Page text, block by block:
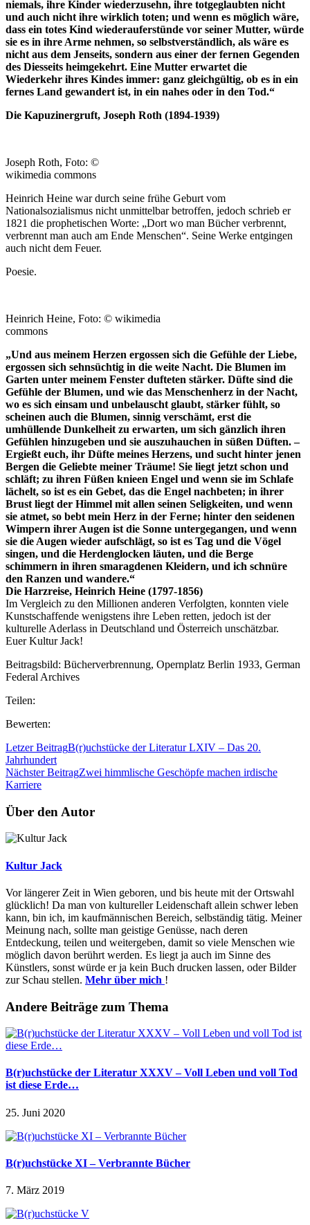
niemals, ihre Kinder wiederzusehn, ihre totgeglaubten nicht
und auch nicht ihre wirklich toten; und wenn es möglich wäre,
dass ein totes Kind wiederauferstünde vor seiner Mutter, würde
sie es in ihre Arme nehmen, so selbstverständlich, als wäre es
nicht aus dem Jenseits, sondern aus einer der fernen Gegenden
des Diesseits heimgekehrt. Eine Mutter erwartet die
Wiederkehr ihres Kindes immer: ganz gleichgültig, ob es in ein
fernes Land gewandert ist, in ein nahes oder in den Tod.“
Die Kapuzinergruft, Joseph Roth (1894-1939)
Joseph Roth, Foto: ©
wikimedia commons
Heinrich Heine war durch seine frühe Geburt vom
Nationalsozialismus nicht unmittelbar betroffen, jedoch schrieb er
1821 die prophetischen Worte: „Dort wo man Bücher verbrennt,
verbrennt man auch am Ende Menschen“. Seine Werke entgingen
auch nicht dem Feuer.
Poesie.
Heinrich Heine, Foto: © wikimedia
commons
„Und aus meinem Herzen ergossen sich die Gefühle der Liebe,
ergossen sich sehnsüchtig in die weite Nacht. Die Blumen im
Garten unter meinem Fenster dufteten stärker. Düfte sind die
Gefühle der Blumen, und wie das Menschenherz in der Nacht,
wo es sich einsam und unbelauscht glaubt, stärker fühlt, so
scheinen auch die Blumen, sinnig verschämt, erst die
umhüllende Dunkelheit zu erwarten, um sich gänzlich ihren
Gefühlen hinzugeben und sie auszuhauchen in süßen Düften. –
Ergießt euch, ihr Düfte meines Herzens, und sucht hinter jenen
Bergen die Geliebte meiner Träume! Sie liegt jetzt schon und
schläft; zu ihren Füßen knieen Engel und wenn sie im Schlafe
lächelt, so ist es ein Gebet, das die Engel nachbeten; in ihrer
Brust liegt der Himmel mit allen seinen Seligkeiten, und wenn
sie atmet, so bebt mein Herz in der Ferne; hinter den seidenen
Wimpern ihrer Augen ist die Sonne untergegangen, und wenn
sie die Augen wieder aufschlägt, so ist es Tag und die Vögel
singen, und die Herdenglocken läuten, und die Berge
schimmern in ihren smaragdenen Kleidern, und ich schnüre
den Ranzen und wandere.“
Die Harzreise, Heinrich Heine (1797-1856)
Im Vergleich zu den Millionen anderen Verfolgten, konnten viele
Kunstschaffende wenigstens ihre Leben retten, jedoch ist der
kulturelle Aderlass in Deutschland und Österreich unschätzbar.
Euer Kultur Jack!
Beitragsbild: Bücherverbrennung, Opernplatz Berlin 1933, German
Federal Archives
Teilen:
Bewerten:
Letzer BeitragB(r)uchstücke der Literatur LXIV – Das 20.
Jahrhundert
Nächster BeitragZwei himmlische Geschöpfe machen irdische
Karriere
Über den Autor
Kultur Jack
Vor längerer Zeit in Wien geboren, und bis heute mit der Ortswahl
glücklich! Da man von kultureller Leidenschaft allein schwer leben
kann, bin ich, im kaufmännischen Bereich, selbständig tätig. Meiner
Meinung nach, sollte man geistige Genüsse, nach deren
Entdeckung, teilen und weitergeben, damit so viele Menschen wie
möglich davon berührt werden. Es liegt ja auch im Sinne des
Künstlers, sonst würde er ja kein Buch drucken lassen, oder Bilder
zur Schau stellen. Mehr über mich !
Andere Beiträge zum Thema
B(r)uchstücke der Literatur XXXV – Voll Leben und voll Tod
ist diese Erde…
25. Juni 2020
B(r)uchstücke XI – Verbrannte Bücher
7. März 2019